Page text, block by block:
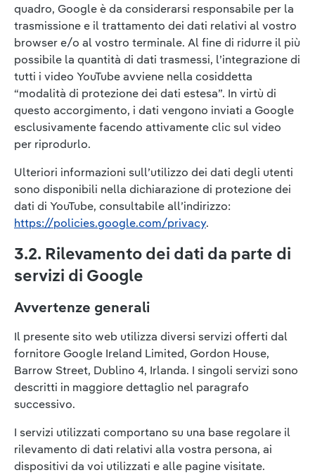
quadro, Google è da considerarsi responsabile per la
trasmissione e il trattamento dei dati relativi al vostro
browser e/o al vostro terminale. Al fine di ridurre il più
possibile la quantità di dati trasmessi, l’integrazione di
tutti i video YouTube avviene nella cosiddetta
“modalità di protezione dei dati estesa”. In virtù di
questo accorgimento, i dati vengono inviati a Google
esclusivamente facendo attivamente clic sul video
per riprodurlo.
Ulteriori informazioni sull’utilizzo dei dati degli utenti
sono disponibili nella dichiarazione di protezione dei
dati di YouTube, consultabile all’indirizzo:
https://policies.google.com/privacy.
3.2. Rilevamento dei dati da parte di
servizi di Google
Avvertenze generali
Il presente sito web utilizza diversi servizi offerti dal
fornitore Google Ireland Limited, Gordon House,
Barrow Street, Dublino 4, Irlanda. I singoli servizi sono
descritti in maggiore dettaglio nel paragrafo
successivo.
I servizi utilizzati comportano su una base regolare il
rilevamento di dati relativi alla vostra persona, ai
dispositivi da voi utilizzati e alle pagine visitate.